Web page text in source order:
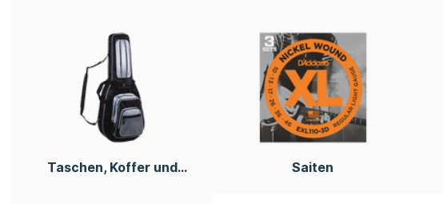
Taschen, Koffer und
Saiten